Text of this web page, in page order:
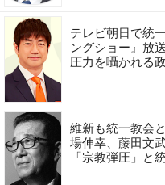
テレビ朝日で統
ングショー』放
圧力を囁かれる
維新も統一教会
場伸幸、藤田文
「宗教弾圧」と